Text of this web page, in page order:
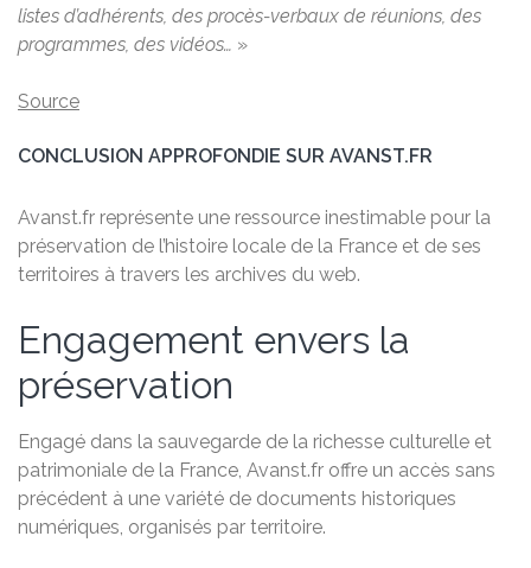
listes d’adhérents, des procès-verbaux de réunions, des
programmes, des vidéos… »
Source
CONCLUSION APPROFONDIE SUR AVANST.FR
Avanst.fr représente une ressource inestimable pour la
préservation de l’histoire locale de la France et de ses
territoires à travers les archives du web.
Engagement envers la
préservation
Engagé dans la sauvegarde de la richesse culturelle et
patrimoniale de la France, Avanst.fr offre un accès sans
précédent à une variété de documents historiques
numériques, organisés par territoire.